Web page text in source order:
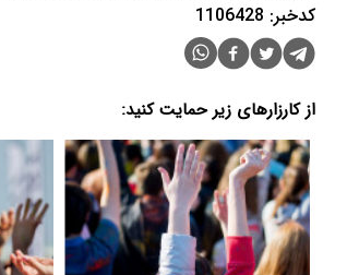
کدخبر: 1106428
از کارزارهای زیر حمایت کنید: